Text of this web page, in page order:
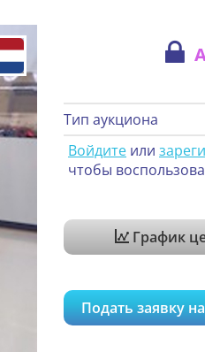
Тип аукциона
Войдите или
чтобы
График
Подать заявку